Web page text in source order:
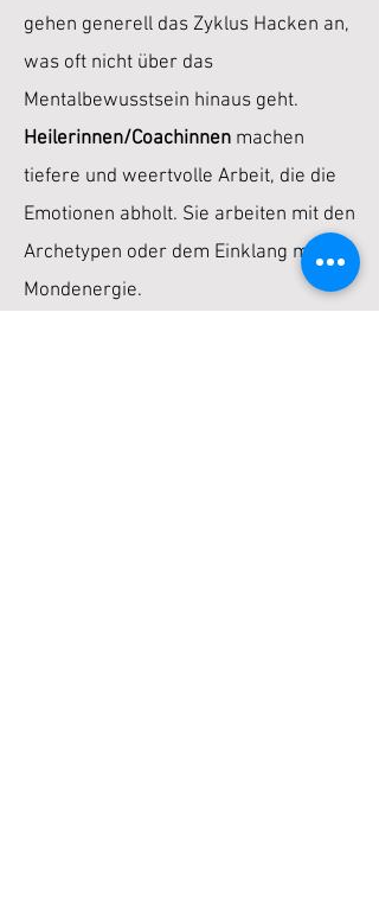
gehen generell das Zyklus Hacken an,
was oft nicht über das
Mentalbewusstsein hinaus geht.
Heilerinnen/Coachinnen machen
tiefere und weertvolle Arbeit, die die
Emotionen abholt. Sie arbeiten mit den
Archetypen oder dem Einklang mit der
Mondenergie.